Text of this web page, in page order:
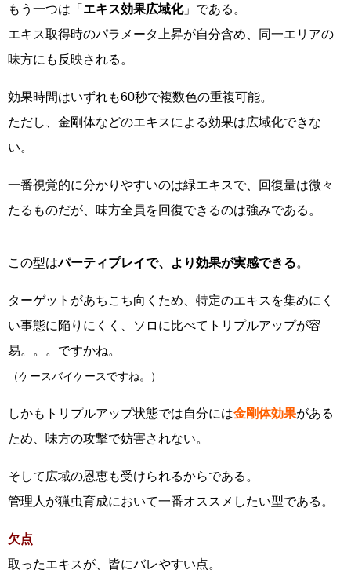
もう一つは「 エキス効果広域化」である。
エキス取得時のパラメータ上昇が自分含め、同一エリアの
味方にも反映される。
効果時間はいずれも60秒で複数色の重複可能。
ただし、金剛体などのエキスによる効果は広域化できな
い。
一番視覚的に分かりやすいのは緑エキスで、回復量は微々
たるものだが、味方全員を回復できるのは強みである。
この型はパーティプレイで、より効果が実感できる。
ターゲットがあちこち向くため、特定のエキスを集めにく
い事態に陥りにくく、ソロに比べてトリプルアップが容
易。。。ですかね。
（ケースバイケースですね。）
しかもトリプルアップ状態では自分には金剛体効果がある
ため、味方の攻撃で妨害されない。
そして広域の恩恵も受けられるからである。
管理人が猟虫育成において一番オススメしたい型である。
欠点
取ったエキスが、皆にバレやすい点。